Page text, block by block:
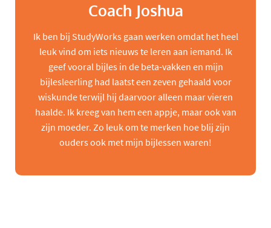
Coach Joshua
Ik ben bij StudyWorks gaan werken omdat het heel
leuk vind om iets nieuws te leren aan iemand. Ik
geef vooral bijles in de beta-vakken en mijn
bijlesleerling had laatst een zeven gehaald voor
wiskunde terwijl hij daarvoor alleen maar vieren
haalde. Ik kreeg van hem een appje, maar ook van
zijn moeder. Zo leuk om te merken hoe blij zijn
ouders ook met mijn bijlessen waren!